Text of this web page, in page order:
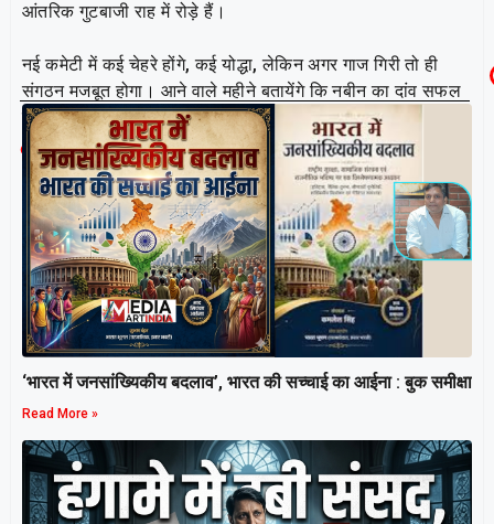
आंतरिक गुटबाजी राह में रोड़े हैं।
नई कमेटी में कई चेहरे होंगे, कई योद्धा, लेकिन अगर गाज गिरी तो ही
संगठन मजबूत होगा। आने वाले महीने बतायेंगे कि नबीन का दांव सफल
होता है या नहीं।
Related Post
‘भारत में जनसांख्यिकीय बदलाव’, भारत की सच्चाई का आईना : बुक समीक्षा
Read More »